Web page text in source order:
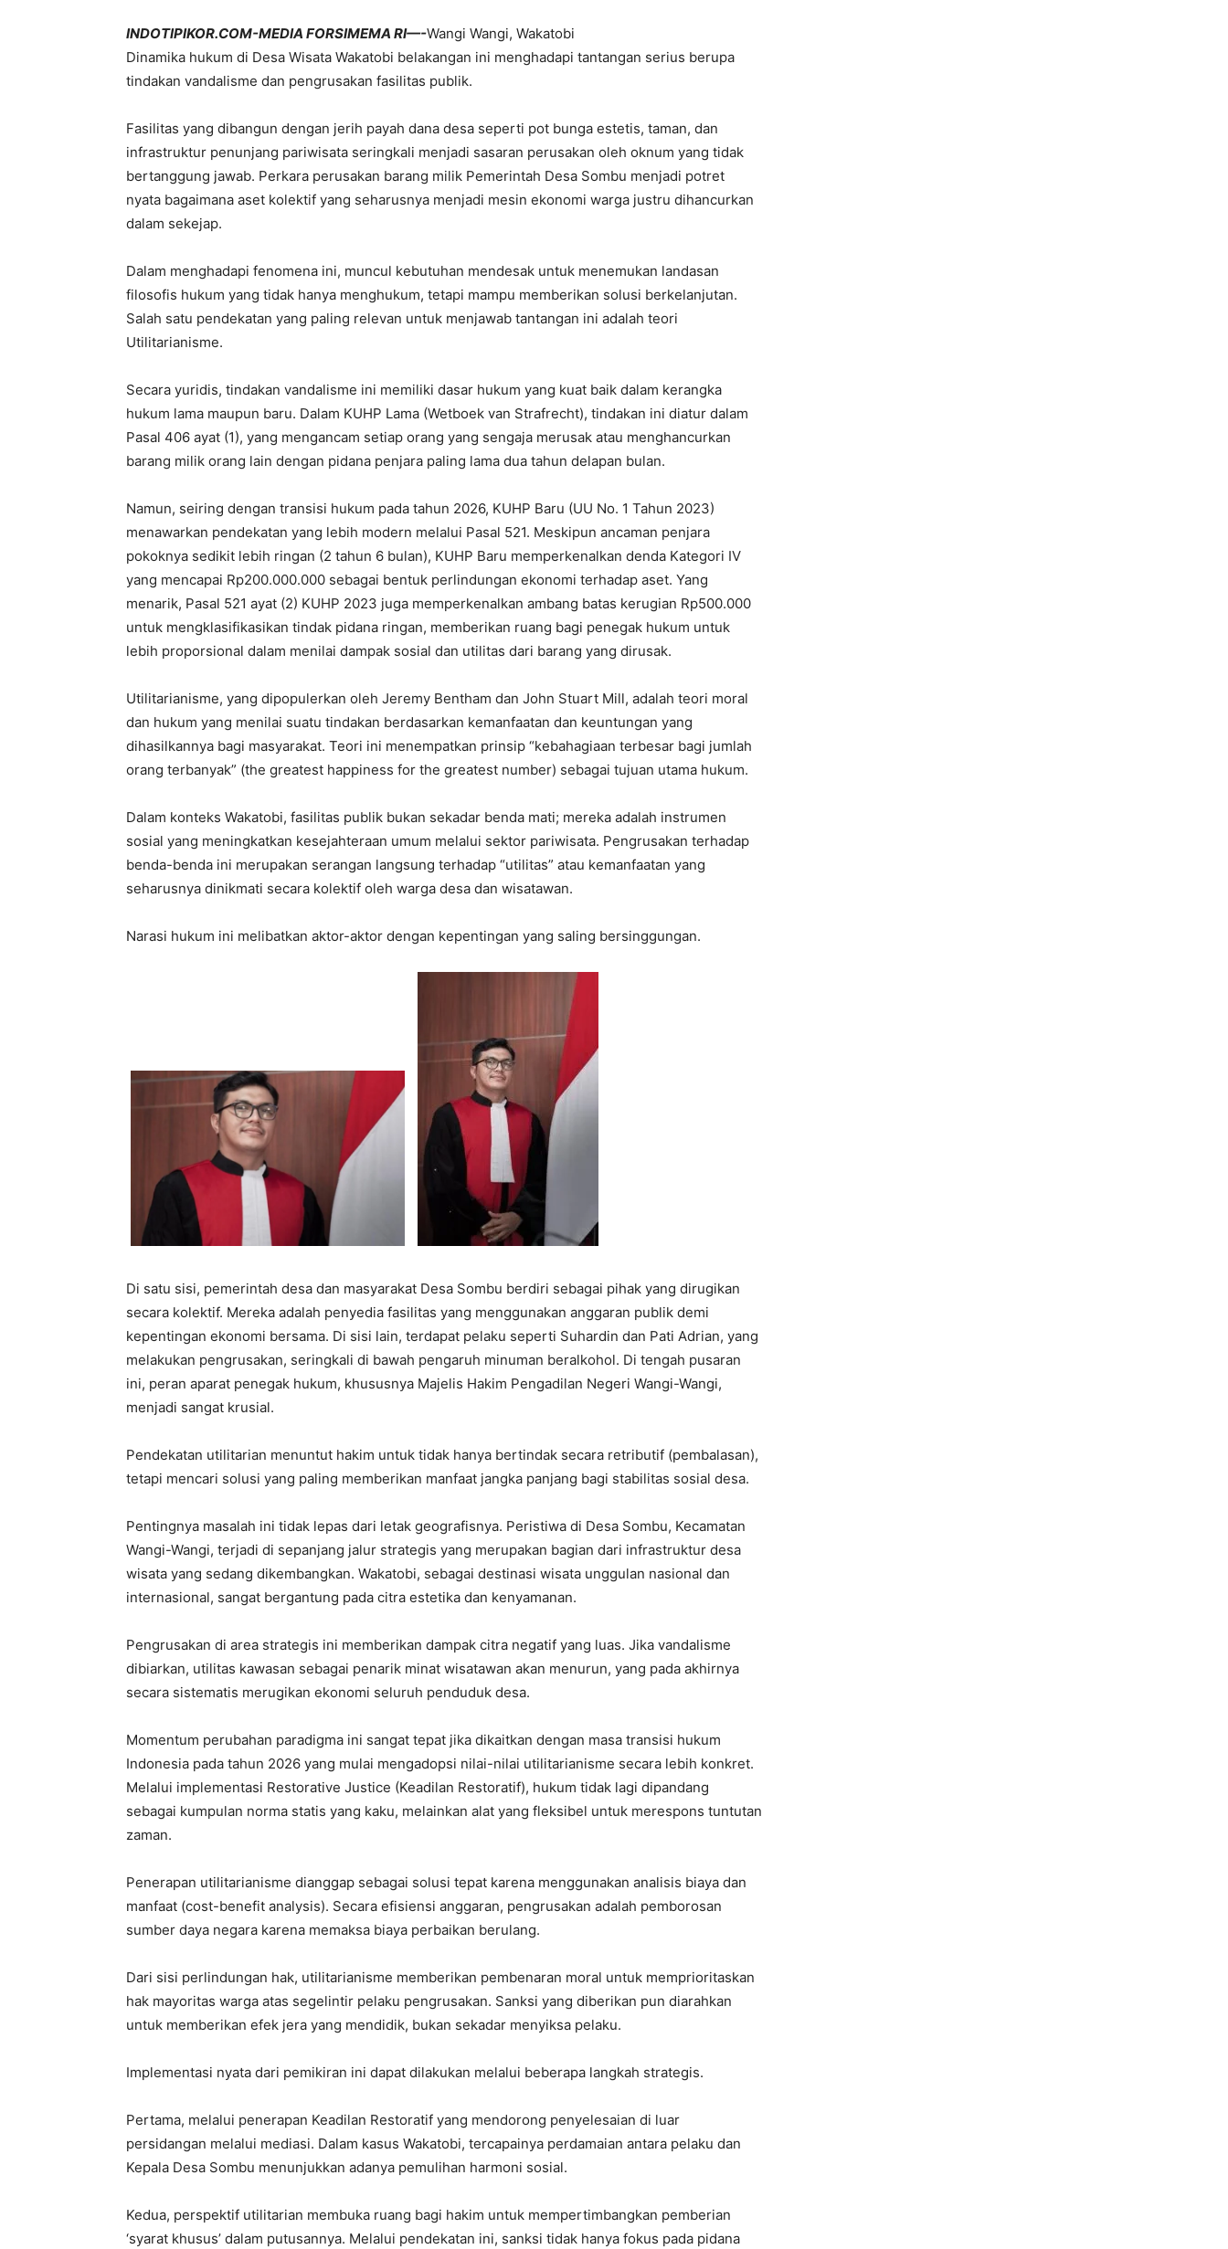
I've read and accept thePrivacy Policy .
INDOTIPIKOR.COM-MEDIA FORSIMEMA RI—-Wangi Wangi, Wakatobi
Dinamika hukum di Desa Wisata Wakatobi belakangan ini menghadapi tantangan serius berupa
tindakan vandalisme dan pengrusakan fasilitas publik.
Fasilitas yang dibangun dengan jerih payah dana desa seperti pot bunga estetis, taman, dan
infrastruktur penunjang pariwisata seringkali menjadi sasaran perusakan oleh oknum yang tidak
bertanggung jawab. Perkara perusakan barang milik Pemerintah Desa Sombu menjadi potret
nyata bagaimana aset kolektif yang seharusnya menjadi mesin ekonomi warga justru dihancurkan
dalam sekejap.
Dalam menghadapi fenomena ini, muncul kebutuhan mendesak untuk menemukan landasan
filosofis hukum yang tidak hanya menghukum, tetapi mampu memberikan solusi berkelanjutan.
Salah satu pendekatan yang paling relevan untuk menjawab tantangan ini adalah teori
Utilitarianisme.
Secara yuridis, tindakan vandalisme ini memiliki dasar hukum yang kuat baik dalam kerangka
hukum lama maupun baru. Dalam KUHP Lama (Wetboek van Strafrecht), tindakan ini diatur dalam
Pasal 406 ayat (1), yang mengancam setiap orang yang sengaja merusak atau menghancurkan
barang milik orang lain dengan pidana penjara paling lama dua tahun delapan bulan.
Namun, seiring dengan transisi hukum pada tahun 2026, KUHP Baru (UU No. 1 Tahun 2023)
menawarkan pendekatan yang lebih modern melalui Pasal 521. Meskipun ancaman penjara
pokoknya sedikit lebih ringan (2 tahun 6 bulan), KUHP Baru memperkenalkan denda Kategori IV
yang mencapai Rp200.000.000 sebagai bentuk perlindungan ekonomi terhadap aset. Yang
menarik, Pasal 521 ayat (2) KUHP 2023 juga memperkenalkan ambang batas kerugian Rp500.000
untuk mengklasifikasikan tindak pidana ringan, memberikan ruang bagi penegak hukum untuk
lebih proporsional dalam menilai dampak sosial dan utilitas dari barang yang dirusak.
Utilitarianisme, yang dipopulerkan oleh Jeremy Bentham dan John Stuart Mill, adalah teori moral
dan hukum yang menilai suatu tindakan berdasarkan kemanfaatan dan keuntungan yang
dihasilkannya bagi masyarakat. Teori ini menempatkan prinsip “kebahagiaan terbesar bagi jumlah
orang terbanyak” (the greatest happiness for the greatest number) sebagai tujuan utama hukum.
Dalam konteks Wakatobi, fasilitas publik bukan sekadar benda mati; mereka adalah instrumen
sosial yang meningkatkan kesejahteraan umum melalui sektor pariwisata. Pengrusakan terhadap
benda-benda ini merupakan serangan langsung terhadap “utilitas” atau kemanfaatan yang
seharusnya dinikmati secara kolektif oleh warga desa dan wisatawan.
Narasi hukum ini melibatkan aktor-aktor dengan kepentingan yang saling bersinggungan.
Di satu sisi, pemerintah desa dan masyarakat Desa Sombu berdiri sebagai pihak yang dirugikan
secara kolektif. Mereka adalah penyedia fasilitas yang menggunakan anggaran publik demi
kepentingan ekonomi bersama. Di sisi lain, terdapat pelaku seperti Suhardin dan Pati Adrian, yang
melakukan pengrusakan, seringkali di bawah pengaruh minuman beralkohol. Di tengah pusaran
ini, peran aparat penegak hukum, khususnya Majelis Hakim Pengadilan Negeri Wangi-Wangi,
menjadi sangat krusial.
Pendekatan utilitarian menuntut hakim untuk tidak hanya bertindak secara retributif (pembalasan),
tetapi mencari solusi yang paling memberikan manfaat jangka panjang bagi stabilitas sosial desa.
Pentingnya masalah ini tidak lepas dari letak geografisnya. Peristiwa di Desa Sombu, Kecamatan
Wangi-Wangi, terjadi di sepanjang jalur strategis yang merupakan bagian dari infrastruktur desa
wisata yang sedang dikembangkan. Wakatobi, sebagai destinasi wisata unggulan nasional dan
internasional, sangat bergantung pada citra estetika dan kenyamanan.
Pengrusakan di area strategis ini memberikan dampak citra negatif yang luas. Jika vandalisme
dibiarkan, utilitas kawasan sebagai penarik minat wisatawan akan menurun, yang pada akhirnya
secara sistematis merugikan ekonomi seluruh penduduk desa.
Momentum perubahan paradigma ini sangat tepat jika dikaitkan dengan masa transisi hukum
Indonesia pada tahun 2026 yang mulai mengadopsi nilai-nilai utilitarianisme secara lebih konkret.
Melalui implementasi Restorative Justice (Keadilan Restoratif), hukum tidak lagi dipandang
sebagai kumpulan norma statis yang kaku, melainkan alat yang fleksibel untuk merespons tuntutan
zaman.
Penerapan utilitarianisme dianggap sebagai solusi tepat karena menggunakan analisis biaya dan
manfaat (cost-benefit analysis). Secara efisiensi anggaran, pengrusakan adalah pemborosan
sumber daya negara karena memaksa biaya perbaikan berulang.
Dari sisi perlindungan hak, utilitarianisme memberikan pembenaran moral untuk memprioritaskan
hak mayoritas warga atas segelintir pelaku pengrusakan. Sanksi yang diberikan pun diarahkan
untuk memberikan efek jera yang mendidik, bukan sekadar menyiksa pelaku.
Implementasi nyata dari pemikiran ini dapat dilakukan melalui beberapa langkah strategis.
Pertama, melalui penerapan Keadilan Restoratif yang mendorong penyelesaian di luar
persidangan melalui mediasi. Dalam kasus Wakatobi, tercapainya perdamaian antara pelaku dan
Kepala Desa Sombu menunjukkan adanya pemulihan harmoni sosial.
Kedua, perspektif utilitarian membuka ruang bagi hakim untuk mempertimbangkan pemberian
‘syarat khusus’ dalam putusannya. Melalui pendekatan ini, sanksi tidak hanya fokus pada pidana